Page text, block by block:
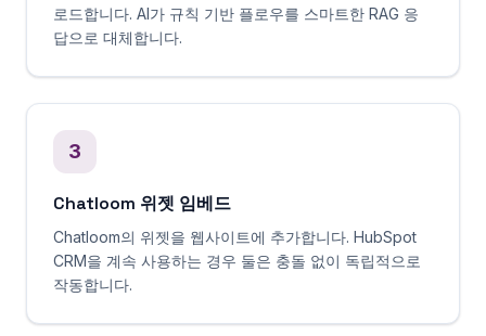
로드합니다. AI가 규칙 기반 플로우를 스마트한 RAG 응
답으로 대체합니다.
3
Chatloom 위젯 임베드
Chatloom의 위젯을 웹사이트에 추가합니다. HubSpot
CRM을 계속 사용하는 경우 둘은 충돌 없이 독립적으로
작동합니다.